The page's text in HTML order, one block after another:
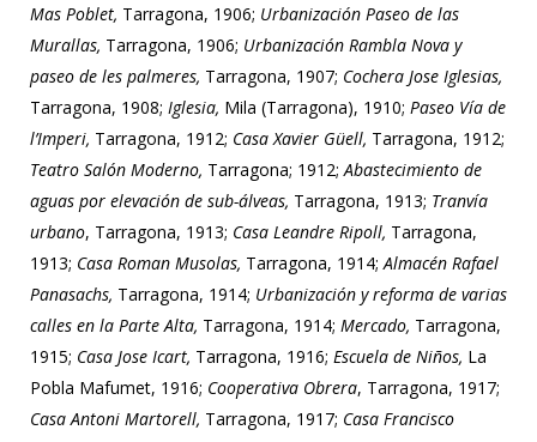
Mas Poblet, Tarragona, 1906; Urbanización Paseo de las
Murallas, Tarragona, 1906; Urbanización Rambla Nova y
paseo de les palmeres, Tarragona, 1907; Cochera Jose Iglesias,
Tarragona, 1908; Iglesia, Mila (Tarragona), 1910; Paseo Vía de
l’Imperi, Tarragona, 1912; Casa Xavier Güell, Tarragona, 1912;
Teatro Salón Moderno, Tarragona; 1912; Abastecimiento de
aguas por elevación de sub-álveas, Tarragona, 1913; Tranvía
urbano, Tarragona, 1913; Casa Leandre Ripoll, Tarragona,
1913; Casa Roman Musolas, Tarragona, 1914; Almacén Rafael
Panasachs, Tarragona, 1914; Urbanización y reforma de varias
calles en la Parte Alta, Tarragona, 1914; Mercado, Tarragona,
1915; Casa Jose Icart, Tarragona, 1916; Escuela de Niños, La
Pobla Mafumet, 1916; Cooperativa Obrera, Tarragona, 1917;
Casa Antoni Martorell, Tarragona, 1917; Casa Francisco